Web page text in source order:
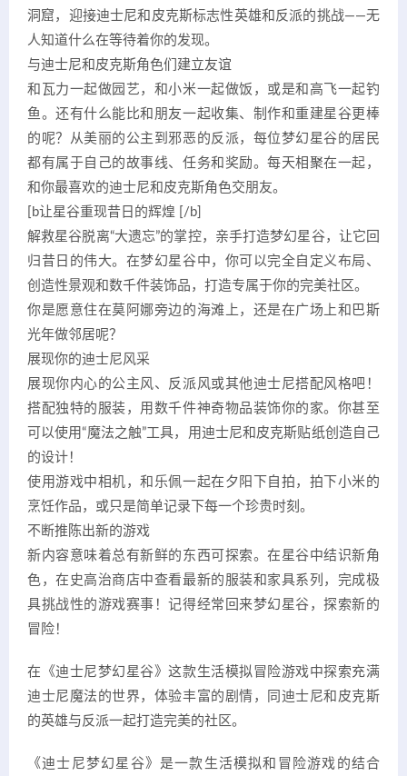
洞窟，迎接迪士尼和皮克斯标志性英雄和反派的挑战——无
人知道什么在等待着你的发现。
与迪士尼和皮克斯角色们建立友谊
和瓦力一起做园艺，和小米一起做饭，或是和高飞一起钓
鱼。还有什么能比和朋友一起收集、制作和重建星谷更棒
的呢？从美丽的公主到邪恶的反派，每位梦幻星谷的居民
都有属于自己的故事线、任务和奖励。每天相聚在一起，
和你最喜欢的迪士尼和皮克斯角色交朋友。
[b让星谷重现昔日的辉煌 [/b]
解救星谷脱离“大遗忘”的掌控，亲手打造梦幻星谷，让它回
归昔日的伟大。在梦幻星谷中，你可以完全自定义布局、
创造性景观和数千件装饰品，打造专属于你的完美社区。
你是愿意住在莫阿娜旁边的海滩上，还是在广场上和巴斯
光年做邻居呢？
展现你的迪士尼风采
展现你内心的公主风、反派风或其他迪士尼搭配风格吧！
搭配独特的服装，用数千件神奇物品装饰你的家。你甚至
可以使用“魔法之触”工具，用迪士尼和皮克斯贴纸创造自己
的设计！
使用游戏中相机，和乐佩一起在夕阳下自拍，拍下小米的
烹饪作品，或只是简单记录下每一个珍贵时刻。
不断推陈出新的游戏
新内容意味着总有新鲜的东西可探索。在星谷中结识新角
色，在史高治商店中查看最新的服装和家具系列，完成极
具挑战性的游戏赛事！记得经常回来梦幻星谷，探索新的
冒险！
在《迪士尼梦幻星谷》这款生活模拟冒险游戏中探索充满
迪士尼魔法的世界，体验丰富的剧情，同迪士尼和皮克斯
的英雄与反派一起打造完美的社区。
《迪士尼梦幻星谷》是一款生活模拟和冒险游戏的结合